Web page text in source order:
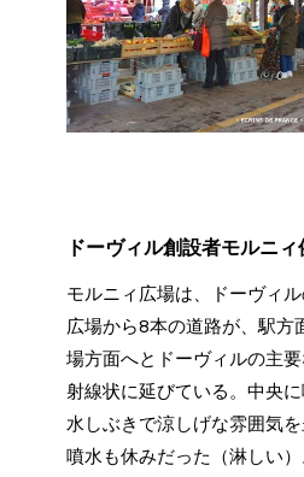
ドーヴィル創設者モルニ
モルニィ広場は、ドーヴィル
広場から8本の道路が、駅方
場方面へとドーヴィルの主
射線状に延びている。中央
水しぶきで涼しげな雰囲気
噴水も休みだった（淋しい